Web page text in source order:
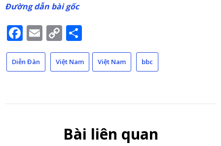
Đường dẫn bài gốc
Facebook
Email
Copy
Link
Diễn Đàn Việt Nam Việt Nam bbc
Bài liên quan